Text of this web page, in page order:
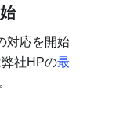
対応を開始
社HPの最